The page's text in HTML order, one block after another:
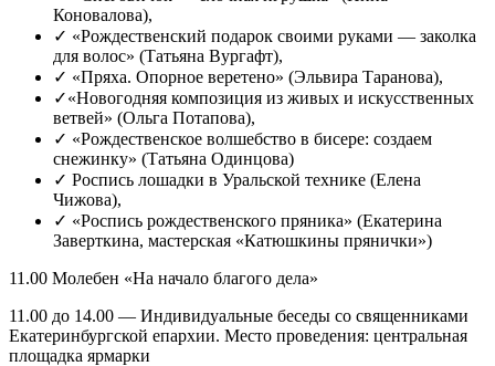
Коновалова),
✓ «Рождественский подарок своими руками — заколка
для волос» (Татьяна Вургафт),
✓ «Пряха. Опорное веретено» (Эльвира Таранова),
✓«Новогодняя композиция из живых и искусственных
ветвей» (Ольга Потапова),
✓ «Рождественское волшебство в бисере: создаем
снежинку» (Татьяна Одинцова)
✓ Роспись лошадки в Уральской технике (Елена
Чижова),
✓ «Роспись рождественского пряника» (Екатерина
Заверткина, мастерская «Катюшкины прянички»)
11.00 Молебен «На начало благого дела»
11.00 до 14.00 — Индивидуальные беседы со священниками
Екатеринбургской епархии. Место проведения: центральная
площадка ярмарки